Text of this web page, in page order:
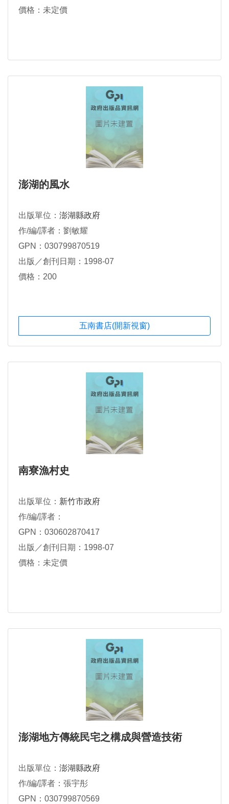
價格：未定價
澎湖的風水
出版單位： 澎湖縣政府
作/編/譯者：劉敏耀
GPN：030799870519
出版／創刊日期：1998-07
價格：200
五南書店(開新視窗)
南寮漁村史
出版單位： 新竹市政府
作/編/譯者：
GPN：030602870417
出版／創刊日期：1998-07
價格：未定價
澎湖地方傳統民宅之構成與營造技術
出版單位： 澎湖縣政府
作/編/譯者：張宇彤
GPN：030799870569